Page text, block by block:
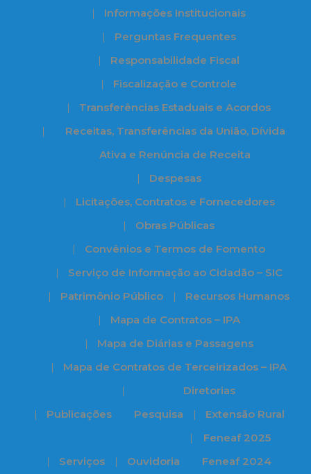
Informações Institucionais
Perguntas Frequentes
Responsabilidade Fiscal
Fiscalização e Controle
Transferências Estaduais e Acordos
Receitas, Transferências da União, Dívida
Ativa e Renúncia de Receita
Despesas
Licitações, Contratos e Fornecedores
Obras Públicas
Convênios e Termos de Fomento
Serviço de Informação ao Cidadão – SIC
Patrimônio Público
Recursos Humanos
Mapa de Contratos – IPA
Mapa de Diárias e Passagens
Mapa de Contratos de Terceirizados – IPA
Publicações
Diretorias
Pesquisa
Extensão Rural
Serviços Ouvidoria
Feneaf 2025
Feneaf 2024